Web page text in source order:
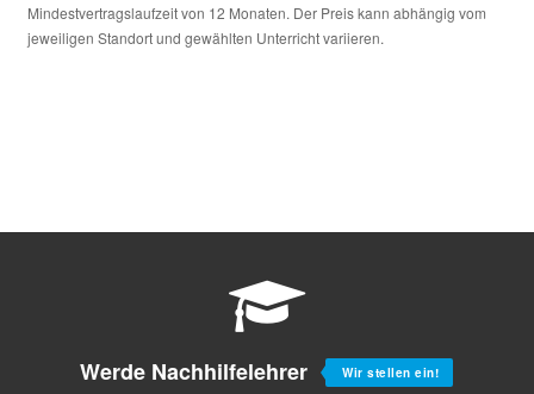
Mindestvertragslaufzeit von 12 Monaten. Der Preis kann abhängig vom
jeweiligen Standort und gewählten Unterricht variieren.
Werde Nachhilfelehrer Wir stellen ein!